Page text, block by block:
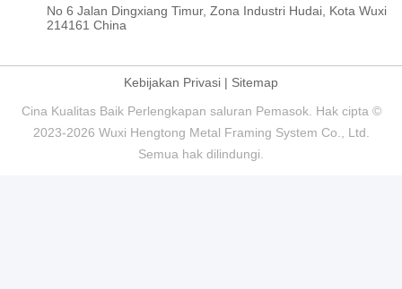
No 6 Jalan Dingxiang Timur, Zona Industri Hudai, Kota Wuxi
214161 China
Kebijakan Privasi | Sitemap
Cina Kualitas Baik Perlengkapan saluran Pemasok. Hak cipta ©
2023-2026 Wuxi Hengtong Metal Framing System Co., Ltd.
Semua hak dilindungi.